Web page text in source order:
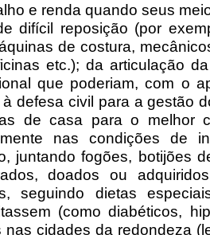
e renda quando seus
difícil reposição (por
de costura,
etc.); da articulação
que poderiam, com o
defesa civil para a gestão
de casa para o melhor
nas condições de
juntando fogões, botijões
doados ou
seguindo dietas
(como diabéticos,
nas cidades da redondeza